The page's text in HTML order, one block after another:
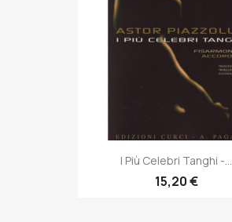
I Più Celebri Tanghi -...
15,20 €